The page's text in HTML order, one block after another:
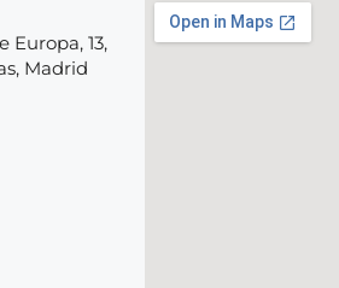
Europa, 13,
Madrid